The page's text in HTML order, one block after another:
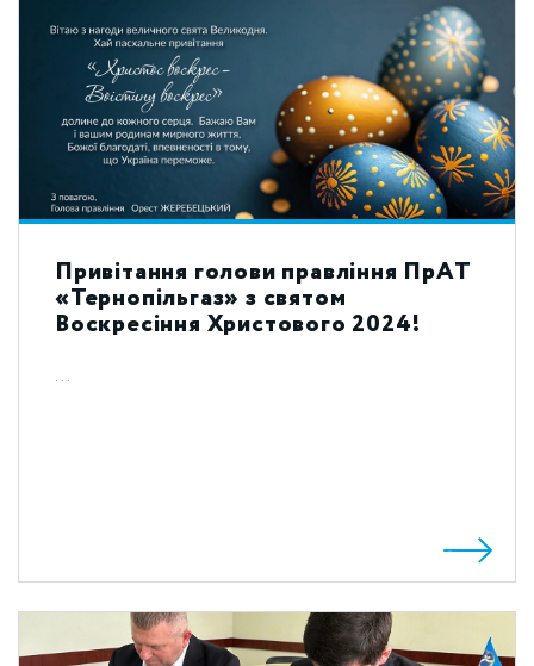
Привітання голови правління ПрАТ
«Тернопільгаз» з святом
Воскресіння Христового 2024!
...